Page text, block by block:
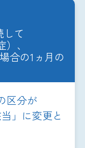
して
、
合の1ヵ月の
区分が
」に変更と